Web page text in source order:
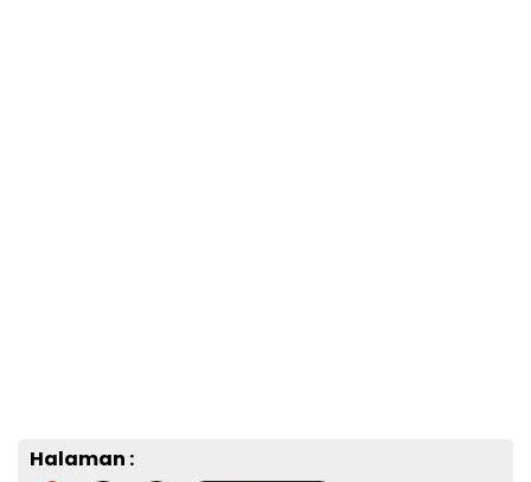
Halaman :